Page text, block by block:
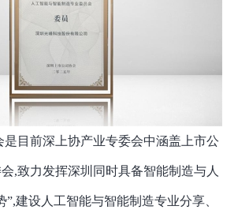
是目前深上协产业专委会中涵盖上市公
,致力发挥深圳同时具备智能制造与人
”,建设人工智能与智能制造专业分享、